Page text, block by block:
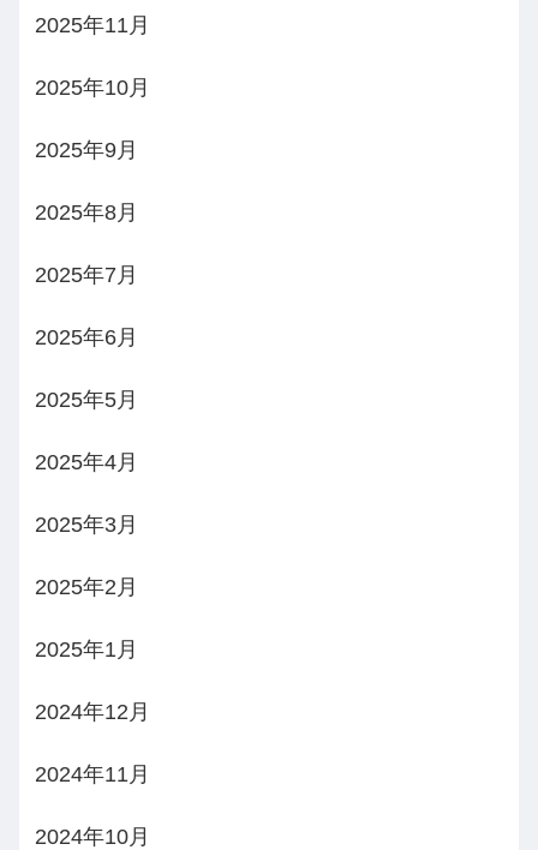
2025年11月
2025年10月
2025年9月
2025年8月
2025年7月
2025年6月
2025年5月
2025年4月
2025年3月
2025年2月
2025年1月
2024年12月
2024年11月
2024年10月